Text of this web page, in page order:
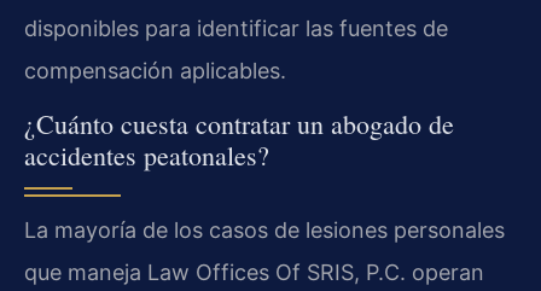
disponibles para identificar las fuentes de
compensación aplicables.
¿Cuánto cuesta contratar un abogado de
accidentes peatonales?
La mayoría de los casos de lesiones personales
que maneja Law Offices Of SRIS, P.C. operan